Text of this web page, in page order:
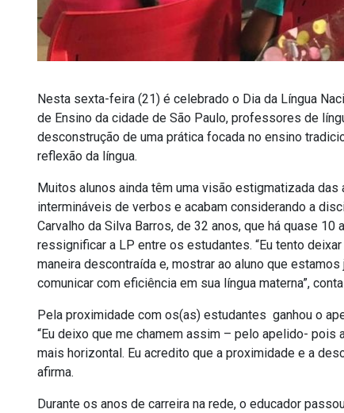
Nesta sexta-feira (21) é celebrado o Dia da Língua
de Ensino da cidade de São Paulo, professores de
desconstrução de uma prática focada no ensino
reflexão da língua.
Muitos alunos ainda têm uma visão estigmatizada
intermináveis de verbos e acabam considerando a
Carvalho da Silva Barros, de 32 anos, que há quase
ressignificar a LP entre os estudantes. “Eu tento
maneira descontraída e, mostrar ao aluno que
comunicar com eficiência em sua língua materna”,
Pela proximidade com os(as) estudantes ganhou o
“Eu deixo que me chamem assim – pelo apelido-
mais horizontal. Eu acredito que a proximidade e a
afirma.
Durante os anos de carreira na rede, o educador